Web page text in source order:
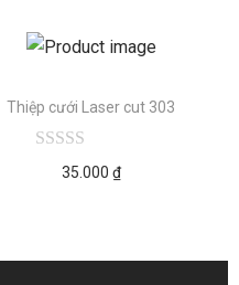
Thiệp cưới Laser cut 303
35.000 ₫